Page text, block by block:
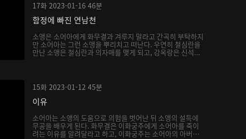
17화 2023-01-16 46분
함정에 빠진 연남천
소앵은 소어아에게 화무결과 겨루지 말라고 간곡히 부탁하지
만 소어아는 그런 소앵을 뿌리치고 떠난다. 우연히 철심란을
만난 소앵은 철심란과 의자매를 맺게 되고, 강옥랑은 신석...
15화 2023-01-12 45분
이유
소어아는 소앵의 도움으로 의험을 벗어난 뒤 소앵의 설득에
무공을 배우게 된다. 화무결은 이화궁주에게 소어아를 죽이
려는 이유를 알려달라고 하고, 이화궁주는 소어아의 아버지